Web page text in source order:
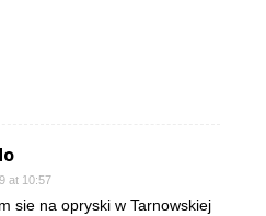
at 10:57
sie na opryski w Tarnowskiej